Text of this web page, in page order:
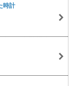
時計